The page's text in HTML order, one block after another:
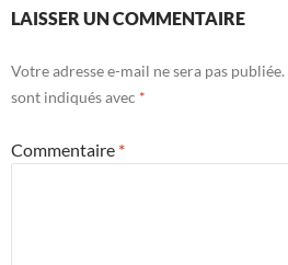
LAISSER UN COMMENTAIRE
Votre adresse e-mail ne sera pas publiée.
sont indiqués avec *
Commentaire *